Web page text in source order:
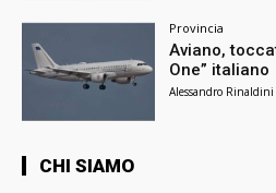
Provincia
Aviano,
One” italiano
Alessandro Rinaldini
CHI SIAMO